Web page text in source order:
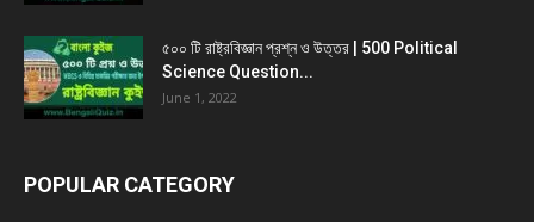
৫০০ টি রাষ্ট্রবিজ্ঞান প্রশ্ন ও উত্তর | 500 Political
Science Question...
June 1, 2022
POPULAR CATEGORY